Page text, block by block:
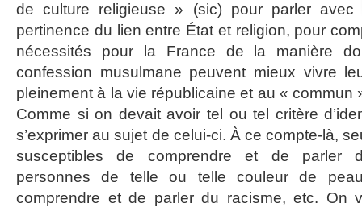
de culture religieuse » (sic) pour parler avec
pertinence du lien entre État et religion, pour
nécessités pour la France de la manière
confession musulmane peuvent mieux vivre
pleinement à la vie républicaine et au « commun
Comme si on devait avoir tel ou tel critère
s’exprimer au sujet de celui-ci. À ce compte-là,
susceptibles de comprendre et de parler
personnes de telle ou telle couleur de
comprendre et de parler du racisme, etc. On